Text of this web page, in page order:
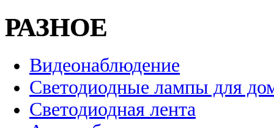
РАЗНОЕ
Видеонаблюдение
Светодиодные лампы для
Светодиодная лента